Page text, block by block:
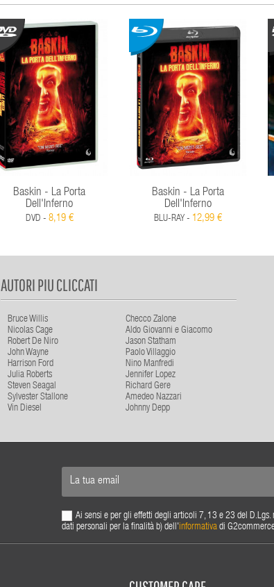
Baskin - La Porta
Dell'Inferno
DVD - 8,19 €
Baskin - La Porta
Dell'Inferno
BLU-RAY - 12,99 €
AUTORI PIU CLICCATI
Bruce Willis
Checco Zalone
Nicolas Cage
Aldo Giovanni e Giacomo
Robert De Niro
Jason Statham
John Wayne
Paolo Villaggio
Harrison Ford
Nino Manfredi
Julia Roberts
Jennifer Lopez
Steven Seagal
Richard Gere
Sylvester Stallone
Amedeo Nazzari
Vin Diesel
Johnny Depp
Ai sensi e per gli effetti degli articoli 7, 13 e 23 del
dati personali per la finalità b) dell'informativadi